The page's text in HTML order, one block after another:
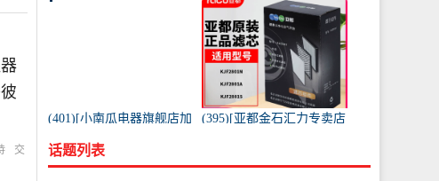
交
滤RAINBOW空气月销量0
件仅售31920元
(401)[小南瓜电器旗舰店加
音卧室月销量198件仅售
59.9元
(395)[亚都金石汇力专卖店
KJF28月销量0件仅售249元
话题列表